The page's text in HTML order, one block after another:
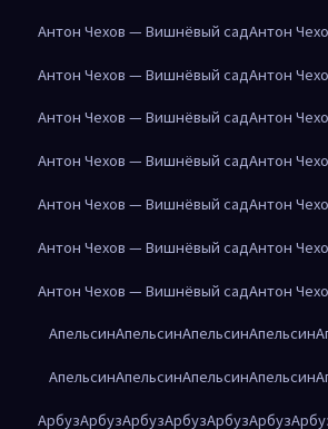
Антон Чехов — Вишнёвый садАнтон
Антон Чехов — Вишнёвый садАнтон
Антон Чехов — Вишнёвый садАнтон
Антон Чехов — Вишнёвый садАнтон
Антон Чехов — Вишнёвый садАнтон
Антон Чехов — Вишнёвый садАнтон
Антон Чехов — Вишнёвый садАнтон
АпельсинАпельсинАпельсинАпельсин
АпельсинАпельсинАпельсинАпельсин
АрбузАрбузАрбузАрбузАрбузАрбуз